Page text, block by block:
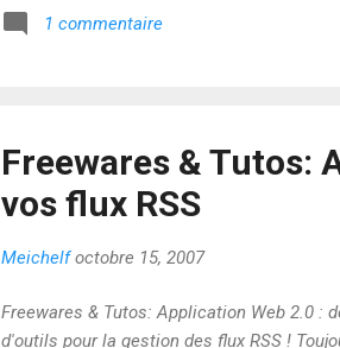
1 commentaire
Freewares & Tutos:
vos flux RSS
Meichelf octobre 15, 2007
Freewares & Tutos: Application Web 2.0 :
d'outils pour la gestion des flux RSS !